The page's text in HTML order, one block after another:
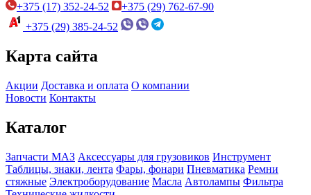
+375 (17) 352-24-52
+375 (29) 762-67-90
+375 (29) 385-24-52
Карта сайта
Акции Доставка и оплата О компании
Новости Контакты
Каталог
Запчасти МАЗ Аксессуары для грузовиков Инструмент
Таблицы, знаки, лента Фары, фонари Пневматика Ремни
стяжные Электроборудование Масла Автолампы Фильтра